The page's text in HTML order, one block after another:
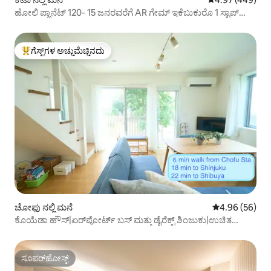
ಹೋಲಿ ಪ್ಲಾನೆಟ್ 120- 15 ಜನರವರೆಗೆ AR ಗೇಮ್ ಇಕೆಬುಕುರೊ 1 ಸ್ಟಾಪ್
ಗೆಸ್ಟ್‌ಗಳಿಗೆ ಅತಿ ಹೆಚ್ಚು ಅಚ್ಚುಮೆಚ್ಚಿನದು
ಗೆಸ್ಟ್‌ಗಳ ಅಚ್ಚುಮೆಚ್ಚಿನದು
ಚೋಫು ನಲ್ಲಿ ಮನೆ 5 ರಲ್ಲಿ 4.96
4.96 (56)
ಕೊಯೆಡಾ ಹೌಸ್|ಏರ್‌ಪೋರ್ಟ್ ಬಸ್ ಮತ್ತು ಡೈರೆಕ್ಟ್ ಶಿಂಜುಕು|ಉಚಿತ
ಸೂಪರ್‌ಹೋಸ್ಟ್
ಸೂಪರ್‌ಹೋಸ್ಟ್